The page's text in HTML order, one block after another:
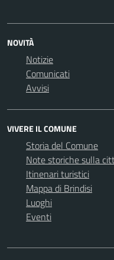
NOVITÀ
Notizie
Comunicati
Avvisi
VIVERE IL COMUNE
Storia del Comune
Note storiche sulla
Itinenari turistici
Mappa di Brindisi
Luoghi
Eventi